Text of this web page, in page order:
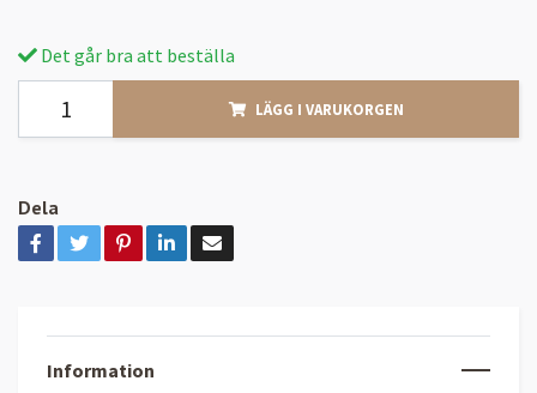
Det går bra att beställa
LÄGG I VARUKORGEN
Dela
Information